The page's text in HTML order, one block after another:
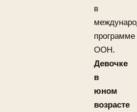
в
программе
ООН.
Девочке
в
юном
возрасте